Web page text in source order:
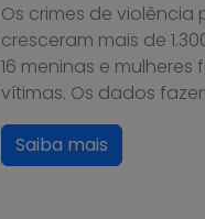
Os crimes de
cresceram mais de
16 meninas e
vítimas. Os dados
Saiba mais